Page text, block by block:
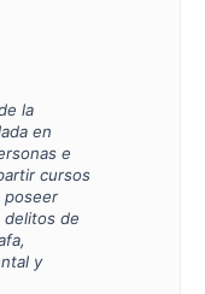
la
en
e
cursos
poseer
delitos de
y